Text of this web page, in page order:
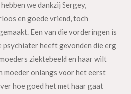
we dankzij Sergey,
en goede vriend, toch
Een van die vorderingen is
psychiater heeft gevonden die erg
ziektebeeld en haar wilt
moeder onlangs voor het eerst
hoe goed het met haar gaat